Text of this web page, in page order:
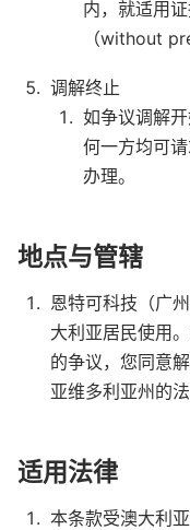
内，就适用
（without
调解终止
如争议调解
何一方均可
办理。
地点与管辖
恩特可科技（广
大利亚居民使用
的争议，您同意
亚维多利亚州的法
适用法律
本条款受澳大利